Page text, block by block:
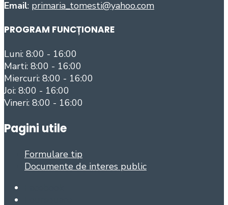
Email: primaria_tomesti@yahoo.com
PROGRAM FUNCȚIONARE
Luni: 8:00 - 16:00
Marti: 8:00 - 16:00
Miercuri: 8:00 - 16:00
Joi: 8:00 - 16:00
Vineri: 8:00 - 16:00
Pagini utile
Formulare tip
Documente de interes public